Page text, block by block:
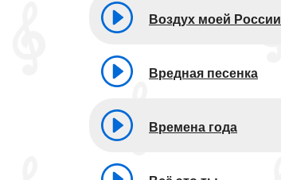
Воздух моей России
Вредная песенка
Времена года